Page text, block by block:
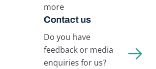
more
Contact us
Do you have
feedback or media
enquiries for us?